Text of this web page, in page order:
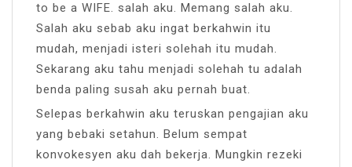
to be a WIFE. salah aku. Memang salah aku.
Salah aku sebab aku ingat berkahwin itu
mudah, menjadi isteri solehah itu mudah.
Sekarang aku tahu menjadi solehah tu adalah
benda paling susah aku pernah buat.
Selepas berkahwin aku teruskan pengajian aku
yang bebaki setahun. Belum sempat
konvokesyen aku dah bekerja. Mungkin rezeki